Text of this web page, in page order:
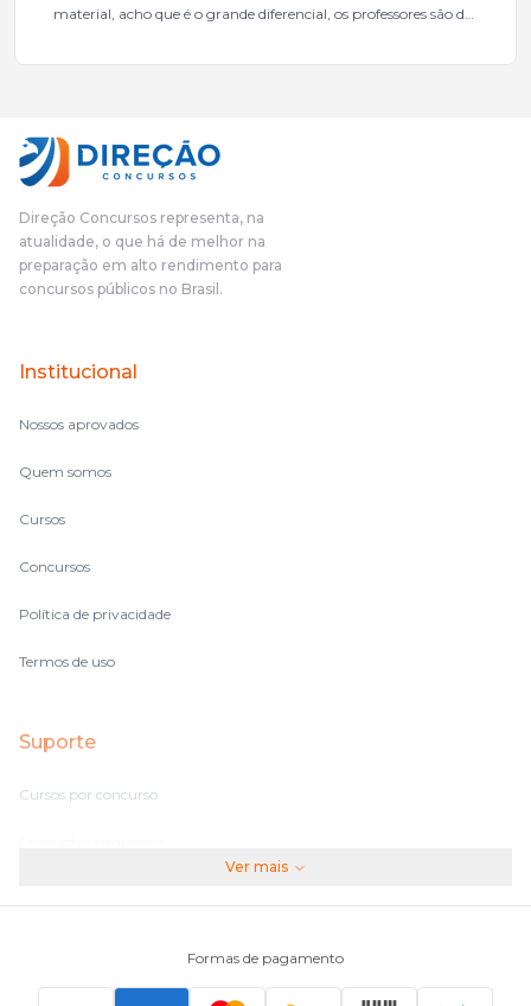
material, acho que é o grande diferencial, os professores são de
mais excelentes cargos da administração pública.Eu sempre
fundamental na minha derrota no ano passado para que eu
pudesse enxergar o que eu errei e corrigir minha rota.E além
das aulas vocês(Direção Concursos), que fizeram um
o aluno, além de ter que estudar, ele tem que perder tempo
fazendo um cronograma, num pós- edital é muito
complicado, é uma avalanche de informação, então vocês
terem feito isso é muito bacana, porque quando eu me sentia
no volume de matérias.
Direção Concursos representa, na
atualidade, o que há de melhor na
preparação em alto rendimento para
concursos públicos no Brasil.
Institucional
Nossos aprovados
Quem somos
Cursos
Concursos
Política de privacidade
Termos de uso
Suporte
Cursos por concurso
Ver mais
Formas de pagamento